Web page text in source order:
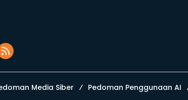
Media Siber Pedoman Penggunaan AI